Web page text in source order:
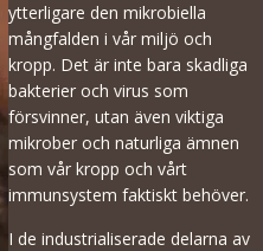
ytterligare den mikrobiella
mångfalden i vår miljö och
kropp. Det är inte bara skadliga
bakterier och virus som
försvinner, utan även viktiga
mikrober och naturliga ämnen
som vår kropp och vårt
immunsystem faktiskt behöver.
I de industrialiserade delarna av